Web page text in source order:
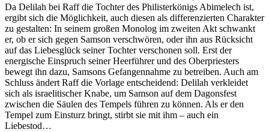
Da Delilah bei Raff die Tochter des Philisterkönigs Abimelech ist,
ergibt sich die Möglichkeit, auch diesen als differenzierten Charakter
zu gestalten: In seinem großen Monolog im zweiten Akt schwankt
er, ob er sich gegen Samson verschwören, oder ihn aus Rücksicht
auf das Liebesglück seiner Tochter verschonen soll. Erst der
energische Einspruch seiner Heerführer und des Oberpriesters
bewegt ihn dazu, Samsons Gefangennahme zu betreiben. Auch am
Schluss ändert Raff die Vorlage entscheidend: Delilah verkleidet
sich als israelitischer Knabe, um Samson auf dem Dagonsfest
zwischen die Säulen des Tempels führen zu können. Als er den
Tempel zum Einsturz bringt, stirbt sie mit ihm – auch ein
Liebestod…